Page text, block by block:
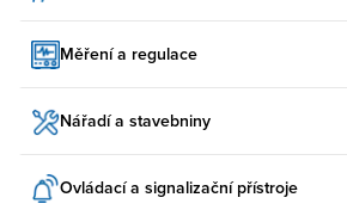
Měření a regulace
Nářadí a stavebniny
Ovládací a signalizační přístroje